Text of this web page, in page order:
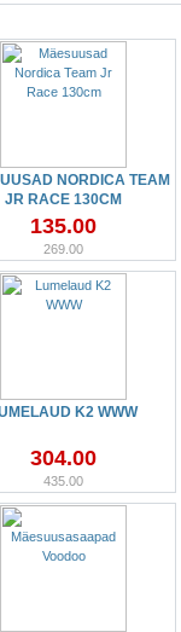
NORDICA TEAM
JR RACE 130CM
135.00
269.00
K2 WWW
304.00
435.00